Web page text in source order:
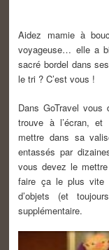
Aidez mamie à
voyageuse… elle a
sacré bordel dans
le tri ? C’est vous !
Dans GoTravel vous
trouve à l’écran, et
mettre dans sa
entassés par
vous devez le
faire ça le plus vite
d’objets (et
supplémentaire.